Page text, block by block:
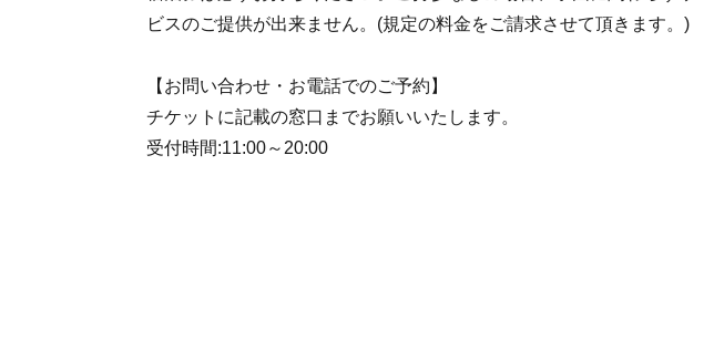
ビスのご提供が出来ません。(規定の料金をご請求させて頂きます。)
【お問い合わせ・お電話でのご予約】
チケットに記載の窓口までお願いいたします。
受付時間:11:00～20:00